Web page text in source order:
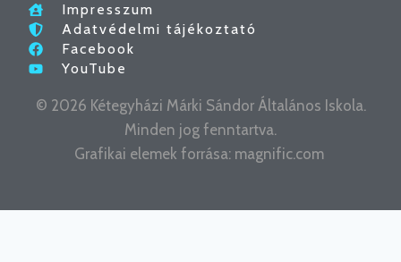
Impresszum
Adatvédelmi tájékoztató
Facebook
YouTube
© 2026 Kétegyházi Márki Sándor Általános Iskola.
Minden jog fenntartva.
Grafikai elemek forrása: magnific.com